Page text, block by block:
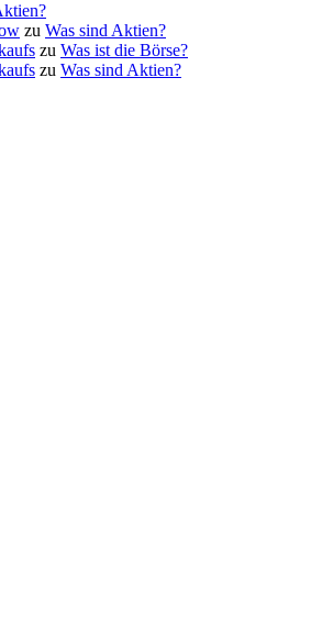
zu Was sind Aktien?
zu Was ist die Börse?
zu Was sind Aktien?